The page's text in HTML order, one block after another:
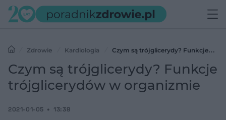
Zdrowie Kardiologia
Czym są trójglicerydy? Funkcje
trójglicerydów w organizmie
Czym są trójglicerydy? Funkcje
trójglicerydów w organizmie
2021-01-05 13:38